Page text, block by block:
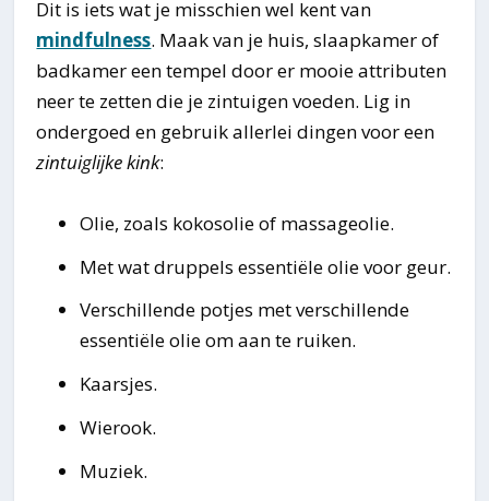
Dit is iets wat je misschien wel kent van
mindfulness. Maak van je huis, slaapkamer of
badkamer een tempel door er mooie attributen
neer te zetten die je zintuigen voeden. Lig in
ondergoed en gebruik allerlei dingen voor een
zintuiglijke kink:
Olie, zoals kokosolie of massageolie.
Met wat druppels essentiële olie voor geur.
Verschillende potjes met verschillende
essentiële olie om aan te ruiken.
Kaarsjes.
Wierook.
Muziek.